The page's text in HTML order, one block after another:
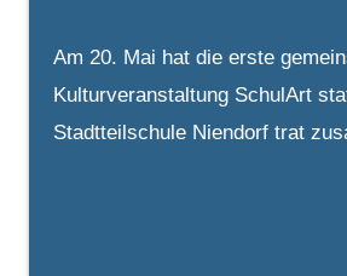
Am 20. Mai hat die erste
Kulturveranstaltung SchulArt
Stadtteilschule Niendorf trat